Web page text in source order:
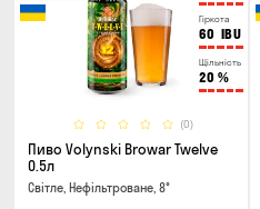
Гіркота
60 IBU
Щільність
20 %
(0)
Пиво Volynski Browar Twelve
0.5л
Світле, Нефільтроване, 8°